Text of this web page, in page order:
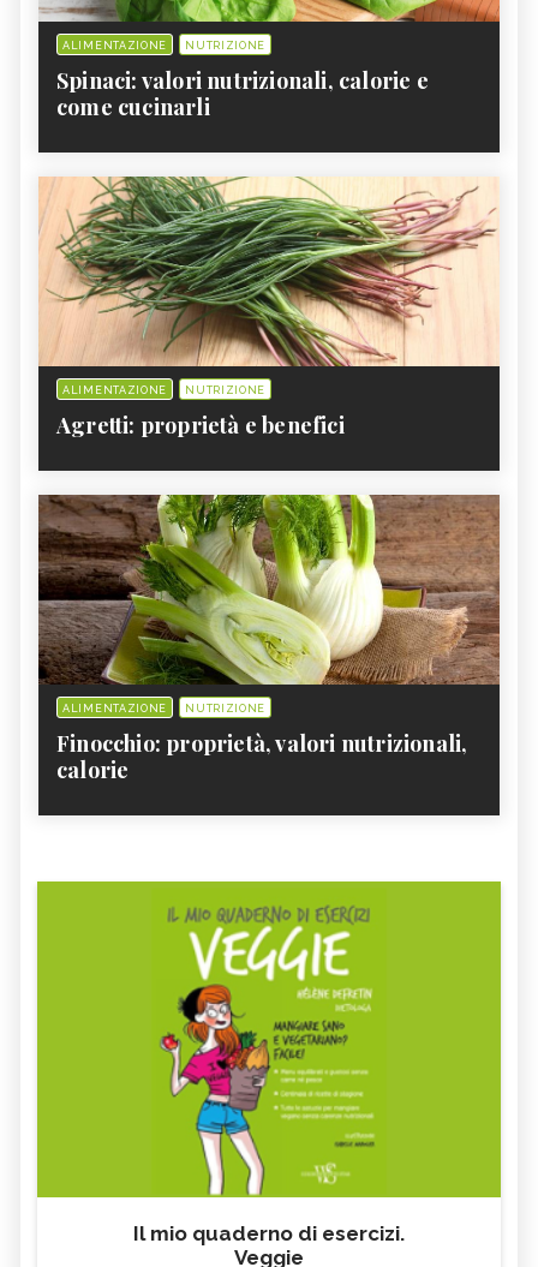
ALIMENTAZIONE NUTRIZIONE
Spinaci: valori nutrizionali, calorie e
come cucinarli
ALIMENTAZIONE NUTRIZIONE
Agretti: proprietà e benefici
ALIMENTAZIONE NUTRIZIONE
Finocchio: proprietà, valori nutrizionali,
calorie
Il mio quaderno di esercizi.
Veggie